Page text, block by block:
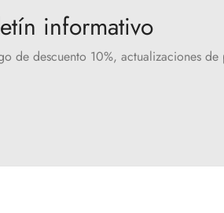
informativo
de descuento 10%, actualizaciones